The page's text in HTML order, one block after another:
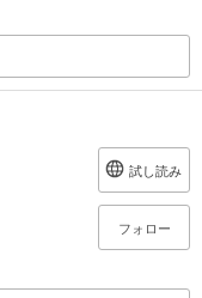
試し読み
フォロー